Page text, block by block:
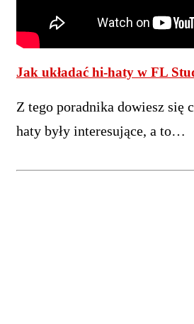
Jak układać hi-haty w FL
Z tego poradnika dowiesz się
haty były interesujące, a to…